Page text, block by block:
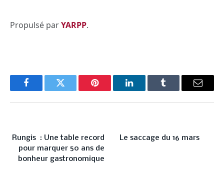
Propulsé parYARPP.
FacebookTwitter Pinterest LinkedInTumblr Email
Rungis : Une table record
pour marquer 50 ans de
bonheur gastronomique
Le saccage du 16 mars